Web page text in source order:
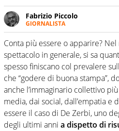
Fabrizio Piccolo
GIORNALISTA
Nella sua carriera ha
sportive e collaborato con
competenza, conoscenza e
prevalentemente di calcio
Conta più essere o apparire?
spettacolo in generale, si sa
spesso finiscano col prevalere
che “godere di buona stampa”,
anche l’immaginario collettivo
media, dai social, dall’empatia e
essere il caso di De Zerbi, uno
degli ultimi anni a dispetto di